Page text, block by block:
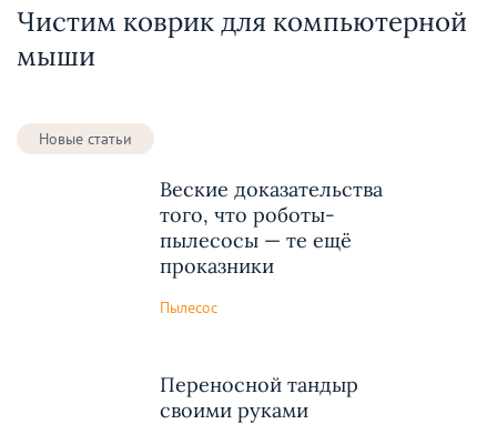
Чистим коврик для компьютерной
мыши
Новые статьи
Веские доказательства
того, что роботы-
пылесосы — те ещё
проказники
Пылесос
Переносной тандыр
своими руками